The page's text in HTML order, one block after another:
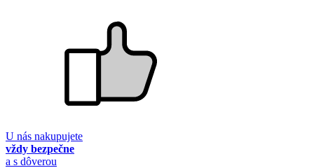
U nás nakupujete
vždy bezpečne
a s dôverou